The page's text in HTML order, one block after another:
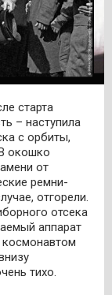
старта
– наступила
с орбиты,
окошко
от
ремни-
отгорели.
отсека
аппарат
космонавтом
тихо.